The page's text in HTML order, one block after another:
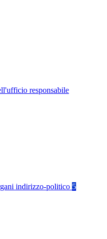
responsabile
indirizzo-politico 5